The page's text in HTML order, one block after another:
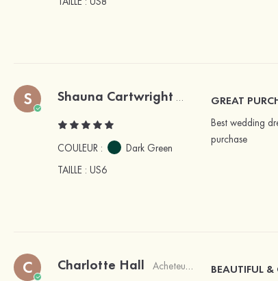
S Shauna Cartwright Acheteur vérifié
COULEUR :
Dark Green
TAILLE : US6
GREAT
Best wedding
purchase
C Charlotte Hall Acheteur vérifié BEAUTIFUL